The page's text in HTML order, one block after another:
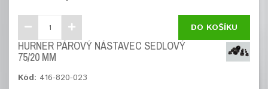
DO KOŠÍKU
HURNER PÁROVÝ NÁSTAVEC SEDLOVÝ
75/20 MM
Kód: 416-820-023